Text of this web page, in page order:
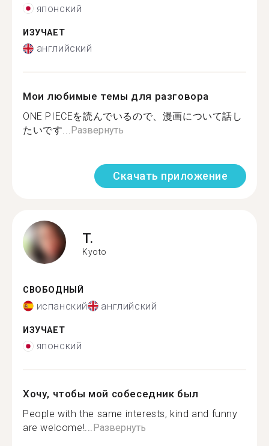
японский
ИЗУЧАЕТ
английский
Мои любимые темы для разговора
ONE PIECEを読んでいるので、漫画について話し
たいです...Развернуть
Скачать приложение
T.
Kyoto
СВОБОДНЫЙ
испанский английский
ИЗУЧАЕТ
японский
Хочу, чтобы мой собеседник был
People with the same interests, kind and funny
are welcome!...Развернуть